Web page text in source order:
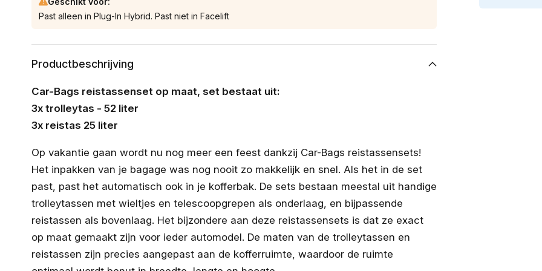
Past alleen in Plug-In Hybrid. Past niet in Facelift
Productbeschrijving
Car-Bags reistassenset op maat, set bestaat uit:
3x trolleytas - 52 liter
3x reistas 25 liter
Op vakantie gaan wordt nu nog meer een feest dankzij Car-Bags reistassensets!
Het inpakken van je bagage was nog nooit zo makkelijk en snel. Als het in de set
past, past het automatisch ook in je kofferbak. De sets bestaan meestal uit handige
trolleytassen met wieltjes en telescoopgrepen als onderlaag, en bijpassende
reistassen als bovenlaag. Het bijzondere aan deze reistassensets is dat ze exact
op maat gemaakt zijn voor ieder automodel. De maten van de trolleytassen en
reistassen zijn precies aangepast aan de kofferruimte, waardoor de ruimte